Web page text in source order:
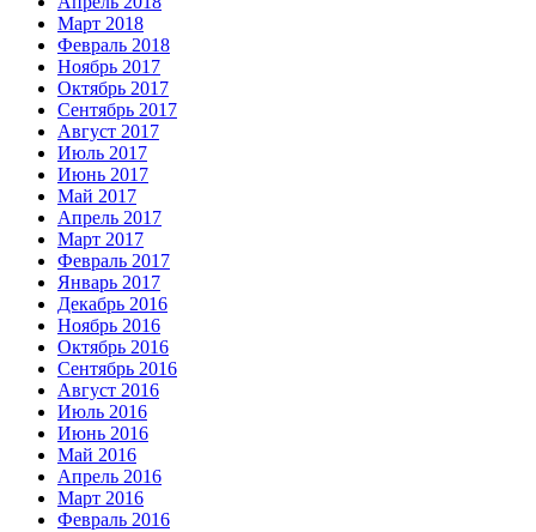
Март 2018
Февраль 2018
Ноябрь 2017
Октябрь 2017
Сентябрь 2017
Август 2017
Июль 2017
Июнь 2017
Май 2017
Апрель 2017
Март 2017
Февраль 2017
Январь 2017
Декабрь 2016
Ноябрь 2016
Октябрь 2016
Сентябрь 2016
Август 2016
Июль 2016
Июнь 2016
Май 2016
Апрель 2016
Март 2016
Февраль 2016